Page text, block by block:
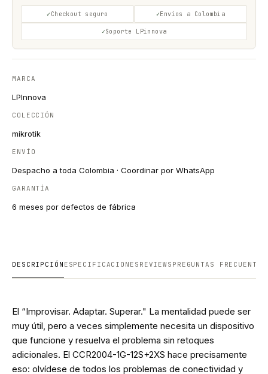
Checkout seguro Envíos a Colombia
Soporte LPinnova
MARCA
LPInnova
COLECCIÓN
mikrotik
ENVÍO
Despacho a toda Colombia · Coordinar por WhatsApp
GARANTÍA
6 meses por defectos de fábrica
DESCRIPCIÓN ESPECIFICACIONES REVIEWS PREGUNTAS FRECUENTES
El “Improvisar. Adaptar. Superar." La mentalidad puede ser
muy útil, pero a veces simplemente necesita un dispositivo
que funcione y resuelva el problema sin retoques
adicionales. El CCR2004-1G-12S+2XS hace precisamente
eso: olvídese de todos los problemas de conectividad y